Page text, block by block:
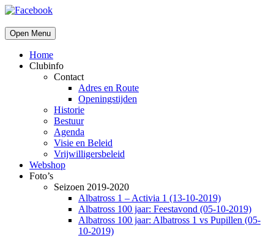
Open Menu
Home
Clubinfo
Contact
Adres en Route
Openingstijden
Historie
Bestuur
Agenda
Visie en Beleid
Vrijwilligersbeleid
Webshop
Foto’s
Seizoen 2019-2020
Albatross 1 – Activia 1 (13-10-2019)
Albatross 100 jaar: Feestavond (05-10-2019)
Albatross 100 jaar: Albatross 1 vs Pupillen (05-
10-2019)